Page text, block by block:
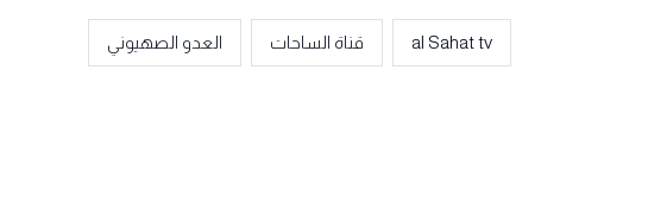
al Sahat tv قناة الساحات العدو الصهيوني